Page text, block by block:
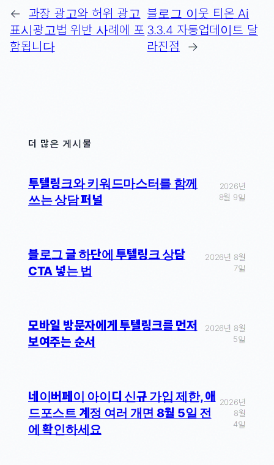
← 과장 광고와 허위 광고
표시광고법 위반 사례에 포
함됩니다
블로그 이웃 티온 Ai
3.3.4 자동업데이트 달
라진점
→
더 많은 게시물
투텔링크와 키워드마스터를 함께
쓰는 상담 퍼널
2026년
8월 9일
블로그 글 하단에 투텔링크 상담
CTA 넣는 법
2026년 8월
7일
모바일 방문자에게 투텔링크를 먼저
보여주는 순서
2026년 8월
5일
네이버페이 아이디 신규 가입 제한, 애
드포스트 계정 여러 개면 8월 5일 전
에 확인하세요
2026년
8월
4일